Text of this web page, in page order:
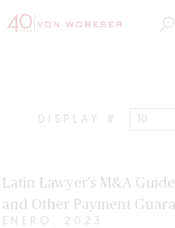
DISPLAY #
Latin Lawyer’s M&A
and Other Payment
ENERO, 2023